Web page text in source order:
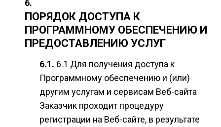
ПОРЯДОК ДОСТУПА К
ПРОГРАММНОМУ ОБЕСПЕЧЕНИЮ И
ПРЕДОСТАВЛЕНИЮ УСЛУГ
6.1 Для получения доступа к
Программному обеспечению и (или)
другим услугам и сервисам Веб-сайта
Заказчик проходит процедуру
регистрации на Веб-сайте, в результате